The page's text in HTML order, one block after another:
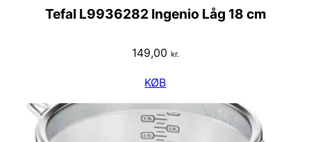
Tefal L9936282 Ingenio Låg 18 cm
149,00 kr.
KØB